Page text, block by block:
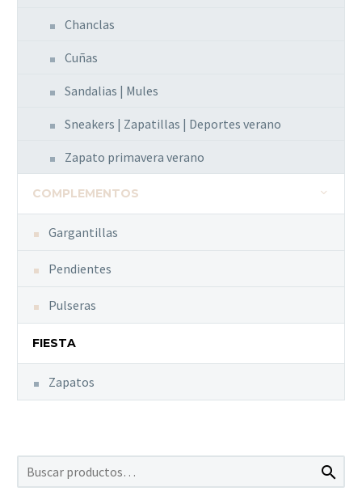
Chanclas
Cuñas
Sandalias | Mules
Sneakers | Zapatillas | Deportes verano
Zapato primavera verano
COMPLEMENTOS
Gargantillas
Pendientes
Pulseras
FIESTA
Zapatos
